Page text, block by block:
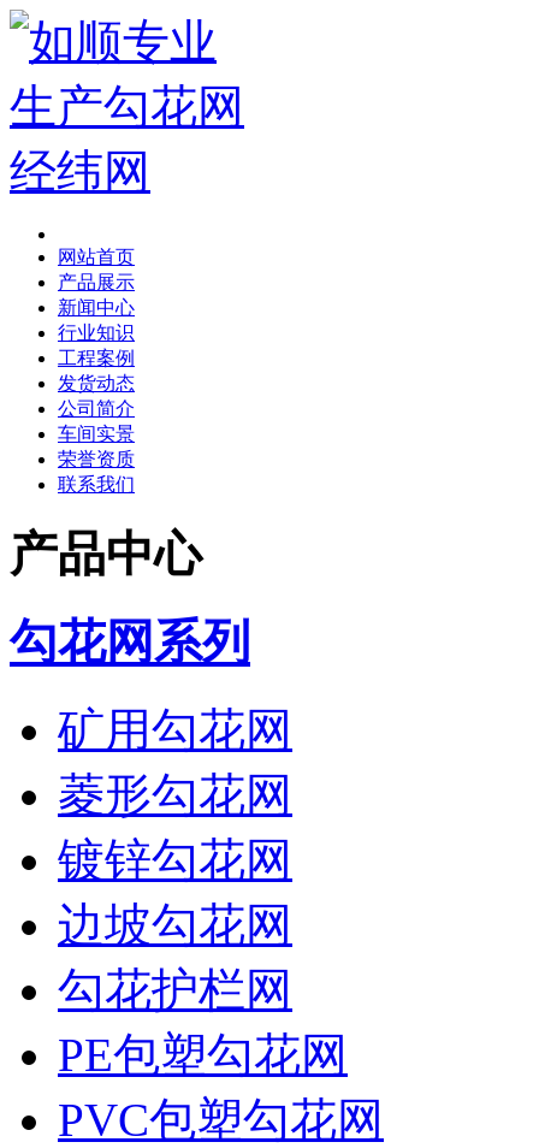
网站首页
产品展示
新闻中心
行业知识
工程案例
发货动态
公司简介
车间实景
荣誉资质
联系我们
产品中心
勾花网系列
矿用勾花网
菱形勾花网
镀锌勾花网
边坡勾花网
勾花护栏网
PE包塑勾花网
PVC包塑勾花网